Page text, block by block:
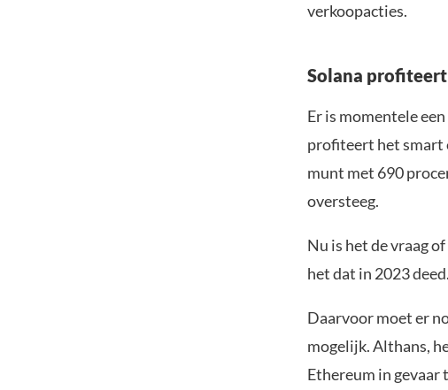
verkoopacties.
Solana
Er is momentele
profiteert het smart
munt met 690
oversteeg.
Nu is het de vraag
het dat in 2023 deed.
Daarvoor moet er
mogelijk. Althans,
Ethereum in gevaar